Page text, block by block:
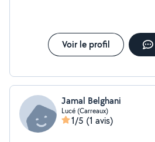
Voir le profil
Jamal Belghani
Lucé (Carreaux)
1/5 (1 avis)